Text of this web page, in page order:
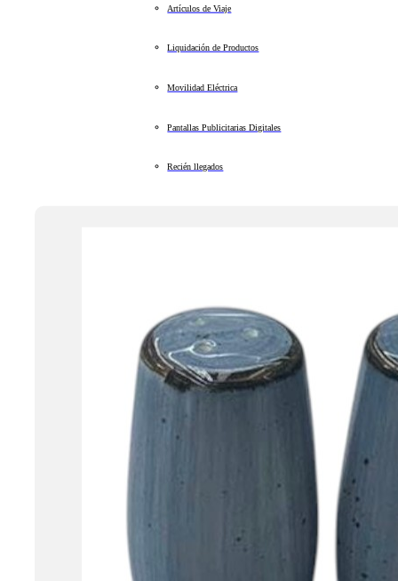
Artículos de Viaje
Liquidación de Productos
Movilidad Eléctrica
Pantallas Publicitarias Digitales
Recién llegados